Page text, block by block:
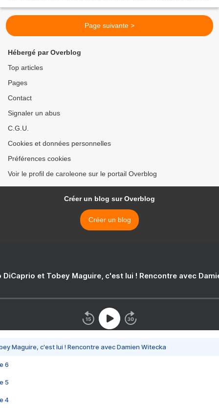
Page suivante >
Hébergé par Overblog
Top articles
Pages
Contact
Signaler un abus
C.G.U.
Cookies et données personnelles
Préférences cookies
Voir le profil de caroleone sur le portail Overblog
Créer un blog sur Overblog
Créer un blog
DiCaprio et Tobey Maguire, c'est lui ! Rencontre avec
Maguire, c'est lui ! Rencontre avec Damien Witecka
6
5
4